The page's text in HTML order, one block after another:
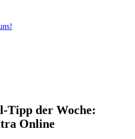
Tipp der Woche:
Online